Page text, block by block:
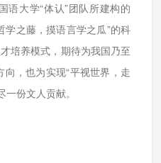
语大学“体认”团队所建构的
学之藤，摸语言学之瓜”的科
培养模式，期待为我国乃至
，也为实现“平视世界，走
份文人贡献。